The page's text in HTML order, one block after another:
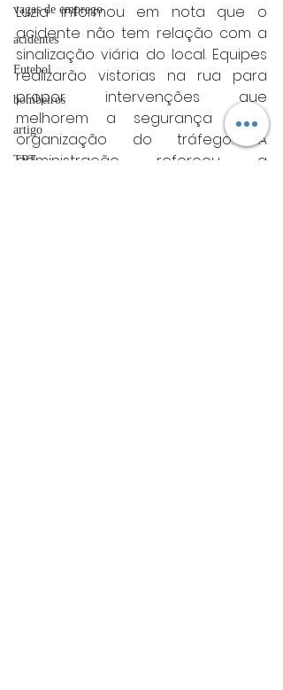
vagas de emprego
acidentes
Futebol
bombeiros
artigo
TRT
Luzia informou em nota que o
acidente não tem relação com a
sinalização viária do local. Equipes
realizarão vistorias na rua para
propor intervenções que
melhorem a segurança e a
organização do tráfego. A
administração reforçou a